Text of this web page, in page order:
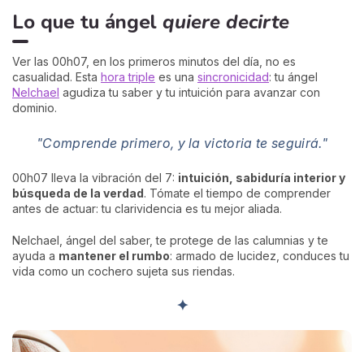
Lo que tu ángel quiere decirte
Ver las 00h07, en los primeros minutos del día, no es
casualidad. Esta hora triple es una sincronicidad: tu ángel
Nelchael agudiza tu saber y tu intuición para avanzar con
dominio.
"Comprende primero, y la victoria te seguirá."
00h07 lleva la vibración del 7: intuición, sabiduría interior y
búsqueda de la verdad. Tómate el tiempo de comprender
antes de actuar: tu clarividencia es tu mejor aliada.
Nelchael, ángel del saber, te protege de las calumnias y te
ayuda a mantener el rumbo: armado de lucidez, conduces tu
vida como un cochero sujeta sus riendas.
✦